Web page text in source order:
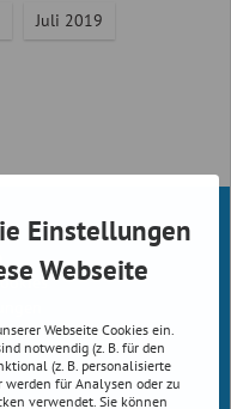
Juli 2019
Einstellungen
Webseite
Webseite Cookies ein.
notwendig (z. B. für den
(z. B. personalisierte
werden für Analysen oder zu
verwendet. Sie können